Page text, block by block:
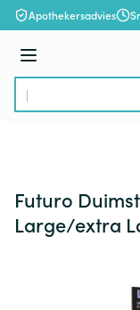
Ga naar de inhoud
Apothekersadvies
Menu
Product, merk,
Futuro
Large/extra